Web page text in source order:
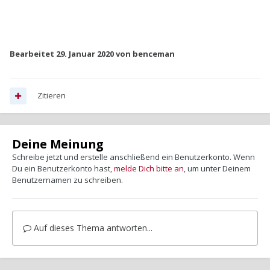
Bearbeitet 29. Januar 2020von benceman
Zitieren
Deine Meinung
Schreibe jetzt und erstelle anschließend ein Benutzerkonto. Wenn
Du ein Benutzerkonto hast,melde Dich bitte an, um unter Deinem
Benutzernamen zu schreiben.
Auf dieses Thema antworten...